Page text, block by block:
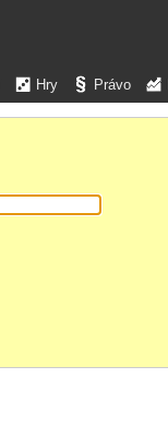
Hry Právo